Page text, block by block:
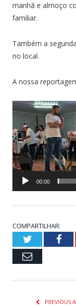
manhã e almoço
familiar.
Também a
no local.
A nossa
Tocador
vídeo
00:00
COMPARTILHAR:
Twitter
Email
PREVIOUS